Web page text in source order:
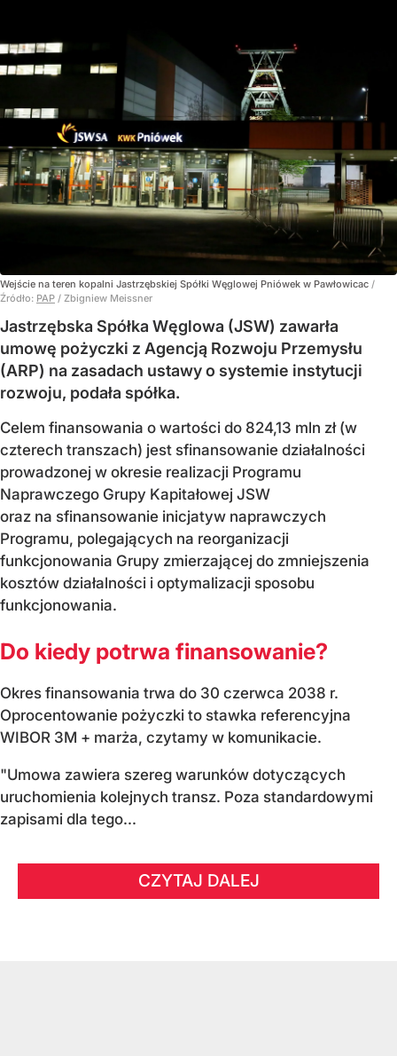
Wejście na teren kopalni Jastrzębskiej Spółki Węglowej Pniówek w Pawłowicac /
Źródło: PAP / Zbigniew Meissner
Jastrzębska Spółka Węglowa (JSW) zawarła
umowę pożyczki z Agencją Rozwoju Przemysłu
(ARP) na zasadach ustawy o systemie instytucji
rozwoju, podała spółka.
Celem finansowania o wartości do 824,13 mln zł (w
czterech transzach) jest sfinansowanie działalności
prowadzonej w okresie realizacji Programu
Naprawczego Grupy Kapitałowej JSW
oraz na sfinansowanie inicjatyw naprawczych
Programu, polegających na reorganizacji
funkcjonowania Grupy zmierzającej do zmniejszenia
kosztów działalności i optymalizacji sposobu
funkcjonowania.
Do kiedy potrwa finansowanie?
Okres finansowania trwa do 30 czerwca 2038 r.
Oprocentowanie pożyczki to stawka referencyjna
WIBOR 3M + marża, czytamy w komunikacie.
"Umowa zawiera szereg warunków dotyczących
uruchomienia kolejnych transz. Poza standardowymi
zapisami dla tego...
CZYTAJ DALEJ